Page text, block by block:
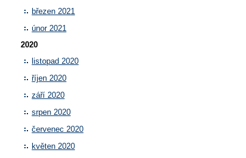
březen 2021
únor 2021
2020
listopad 2020
říjen 2020
září 2020
srpen 2020
červenec 2020
květen 2020